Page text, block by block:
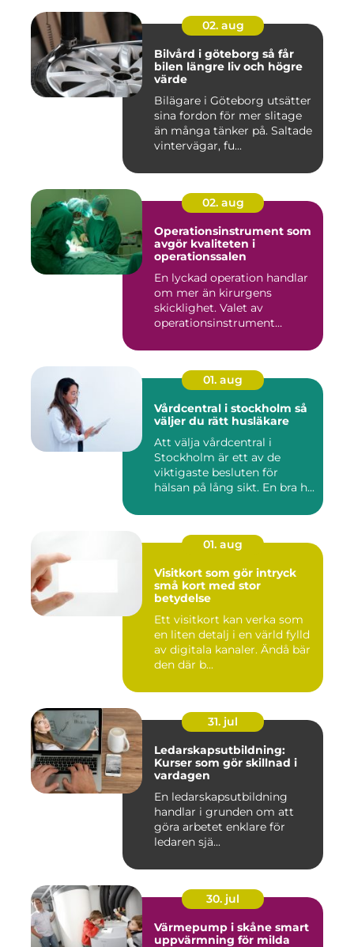
02. aug
Bilvård i göteborg så får
bilen längre liv och högre
värde
Bilägare i Göteborg utsätter
sina fordon för mer slitage
än många tänker på. Saltade
vintervägar, fu...
02. aug
Operationsinstrument som
avgör kvaliteten i
operationssalen
En lyckad operation handlar
om mer än kirurgens
skicklighet. Valet av
operationsinstrument
01. aug
Vårdcentral i stockholm så
väljer du rätt husläkare
Att välja vårdcentral i
Stockholm är ett av de
viktigaste besluten för
hälsan på lång sikt. En bra h...
01. aug
Visitkort som gör intryck
små kort med stor
betydelse
Ett visitkort kan verka som
en liten detalj i en värld fylld
av digitala kanaler. Ändå bär
den där b...
31. jul
Ledarskapsutbildning:
Kurser som gör skillnad i
vardagen
En ledarskapsutbildning
handlar i grunden om att
göra arbetet enklare för
ledaren sjä...
30. jul
Värmepump i skåne smart
uppvärmning för milda